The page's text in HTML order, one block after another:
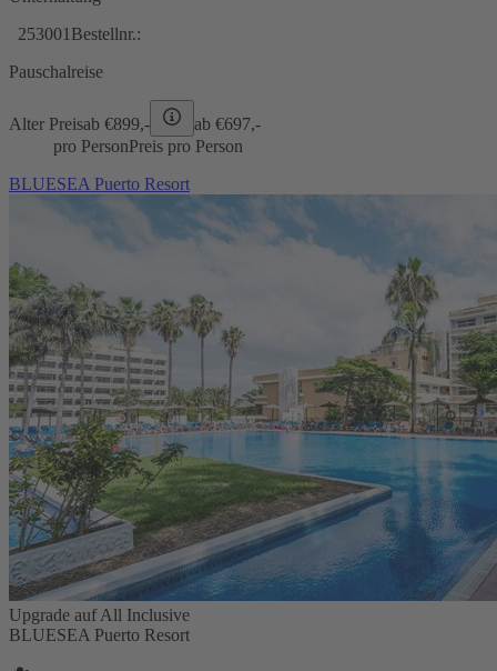
253001 Bestellnr.:
Pauschalreise
Alter Preisab €899,- ab €697,-
pro PersonPreis pro Person
BLUESEA Puerto Resort
Upgrade auf All Inclusive
BLUESEA Puerto Resort